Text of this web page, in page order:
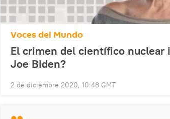
Voces del Mundo
El crimen del científico nuclear
Joe Biden?
2 de diciembre 2020, 10:48 GMT